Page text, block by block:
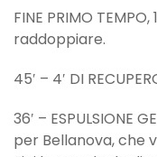
FINE PRIMO
raddoppiare.
45′ – 4′ DI
36′ – ESPULSIONE
per Bellanova, che